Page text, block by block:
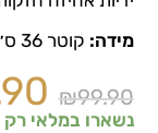
מידה: קוטר 36 ס״מ | עומק 8 ס״מ
₪99.90
נשארו במלאי רק 2